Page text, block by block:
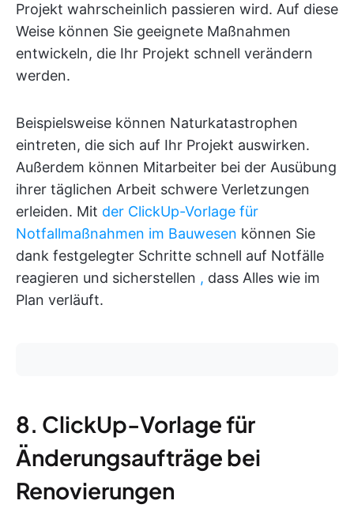
Projekt wahrscheinlich passieren wird. Auf diese
Weise können Sie geeignete Maßnahmen
entwickeln, die Ihr Projekt schnell verändern
werden.
Beispielsweise können Naturkatastrophen
eintreten, die sich auf Ihr Projekt auswirken.
Außerdem können Mitarbeiter bei der Ausübung
ihrer täglichen Arbeit schwere Verletzungen
erleiden. Mit der ClickUp-Vorlage für
Notfallmaßnahmen im Bauwesen können Sie
dank festgelegter Schritte schnell auf Notfälle
reagieren und sicherstellen , dass Alles wie im
Plan verläuft.
8. ClickUp-Vorlage für
Änderungsaufträge bei
Renovierungen